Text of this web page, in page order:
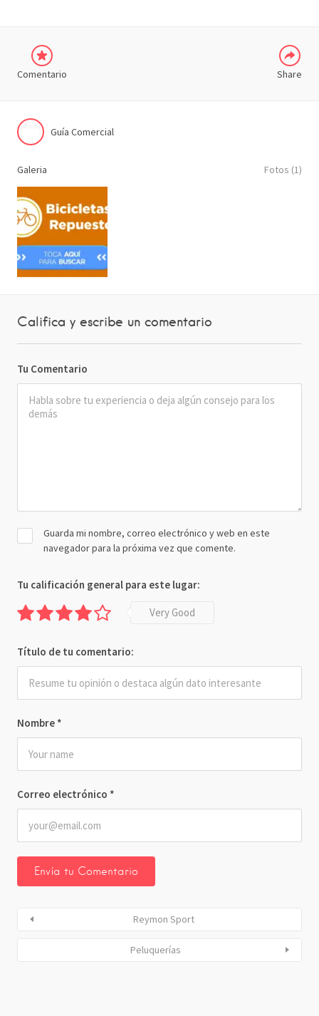
Comentario Share
Guía Comercial
Galeria Fotos (1)
Califica y escribe un comentario
Tu Comentario
Nombre *
Correo electrónico *
Guarda mi nombre, correo electrónico y web en este
navegador para la próxima vez que comente.
Tu calificación general para este lugar:
Very Good
Título de tu comentario:
Reymon Sport
Peluquerías